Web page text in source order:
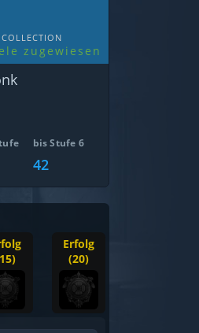
zugewiesen
bis Stufe 6
42
Erfolg
(20)